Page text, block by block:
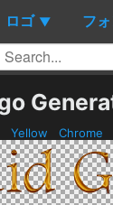
ロゴ ▼ フ
Yellow Chrome